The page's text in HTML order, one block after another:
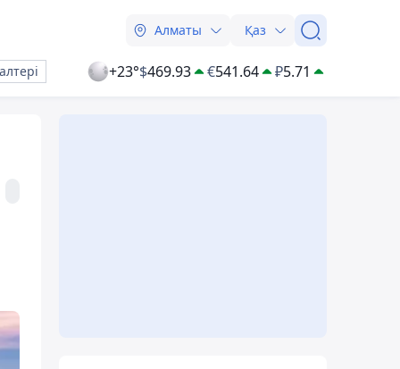
Алматы Қаз
+23°$469.93 €541.64 ₽5.71